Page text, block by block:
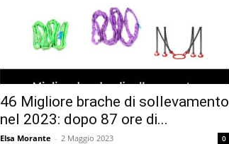
46 Migliore brache di sollevamento
nel 2023: dopo 87 ore di...
Elsa Morante - 2 Maggio 2023 0